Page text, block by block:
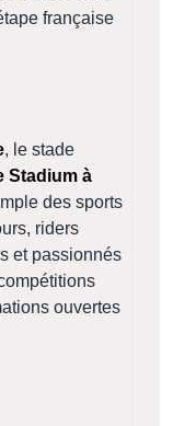
française
, le stade
Stadium à
des sports
riders
et passionnés
ouvertes